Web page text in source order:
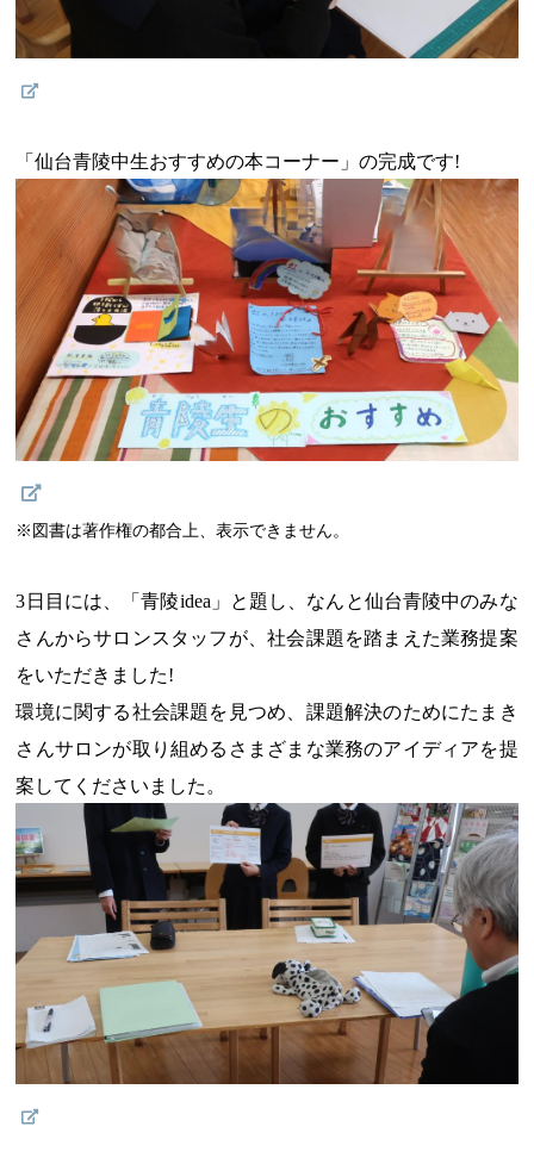
「仙台青陵中生おすすめの本コーナー」の完成です!
※図書は著作権の都合上、表示できません。
3日目には、「青陵idea」と題し、なんと仙台青陵中のみな
さんからサロンスタッフが、社会課題を踏まえた業務提案
をいただきました!
環境に関する社会課題を見つめ、課題解決のためにたまき
さんサロンが取り組めるさまざまな業務のアイディアを提
案してくださいました。